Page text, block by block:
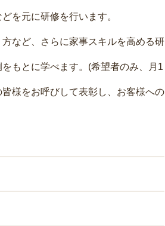
を元に研修を行います。
など、さらに家事スキルを高める研
もとに学べます。(希望者のみ、月1
様をお呼びして表彰し、お客様への